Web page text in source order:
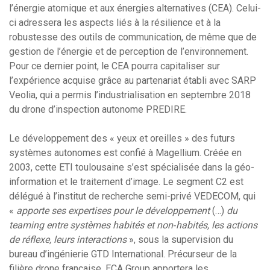
l’énergie atomique et aux énergies alternatives (CEA). Celui-
ci adressera les aspects liés à la résilience et à la
robustesse des outils de communication, de même que de
gestion de l’énergie et de perception de l’environnement.
Pour ce dernier point, le CEA pourra capitaliser sur
l’expérience acquise grâce au partenariat établi avec SARP
Veolia, qui a permis l’industrialisation en septembre 2018
du drone d’inspection autonome PREDIRE.
Le développement des « yeux et oreilles » des futurs
systèmes autonomes est confié à Magellium. Créée en
2003, cette ETI toulousaine s’est spécialisée dans la géo-
information et le traitement d’image. Le segment C2 est
délégué à l’institut de recherche semi-privé VEDECOM, qui
« apporte ses expertises pour le développement(…) du
teaming entre systèmes habités et non‐habités, les actions
de réflexe, leurs interactions», sous la supervision du
bureau d’ingénierie GTD International. Précurseur de la